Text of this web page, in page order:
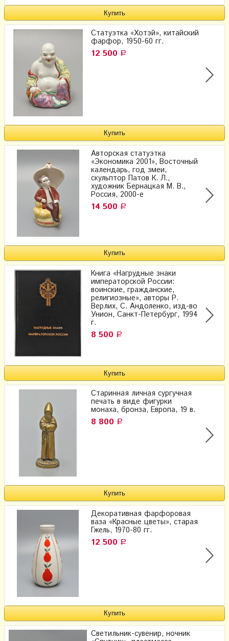
Статуэтка «Хотэй», китайский
фарфор, 1950-60 гг.
12 500 Р
Авторская статуэтка
«Экономика 2001», Восточный
календарь, год змеи,
скульптор Патов К. Л.,
художник Бернацкая М. В.,
Россия, 2000-е
14 500 Р
Книга «Нагрудные знаки
императорской России:
воинские, гражданские,
религиозные», авторы Р.
Верлих, С. Андоленко, изд-во
Унион, Санкт-Петербург, 1994
г.
8 500 Р
Старинная личная сургучная
печать в виде фигурки
монаха, бронза, Европа, 19 в.
8 800 Р
Декоративная фарфоровая
ваза «Красные цветы», старая
Гжель, 1970-80 гг.
12 500 Р
Светильник-сувенир, ночник